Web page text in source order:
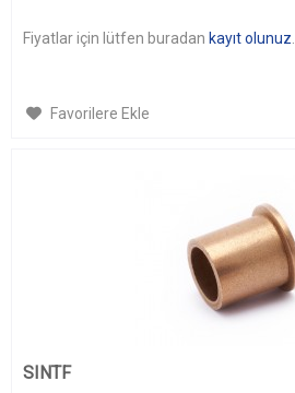
Fiyatlar için lütfen buradan kayıt olunuz
Favorilere Ekle
SINTF